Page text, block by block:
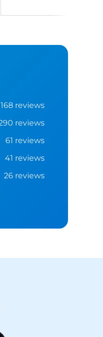
reviews
reviews
61 reviews
41 reviews
26 reviews